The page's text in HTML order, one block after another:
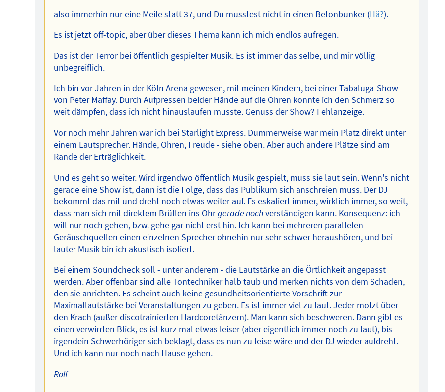
also immerhin nur eine Meile statt 37, und Du musstest nicht in einen Betonbunker (Hä?).
Es ist jetzt off-topic, aber über dieses Thema kann ich mich endlos aufregen.
Das ist der Terror bei öffentlich gespielter Musik. Es ist immer das selbe, und mir völlig
unbegreiflich.
Ich bin vor Jahren in der Köln Arena gewesen, mit meinen Kindern, bei einer Tabaluga-Show
von Peter Maffay. Durch Aufpressen beider Hände auf die Ohren konnte ich den Schmerz so
weit dämpfen, dass ich nicht hinauslaufen musste. Genuss der Show? Fehlanzeige.
Vor noch mehr Jahren war ich bei Starlight Express. Dummerweise war mein Platz direkt unter
einem Lautsprecher. Hände, Ohren, Freude - siehe oben. Aber auch andere Plätze sind am
Rande der Erträglichkeit.
Und es geht so weiter. Wird irgendwo öffentlich Musik gespielt, muss sie laut sein. Wenn's nicht
gerade eine Show ist, dann ist die Folge, dass das Publikum sich anschreien muss. Der DJ
bekommt das mit und dreht noch etwas weiter auf. Es eskaliert immer, wirklich immer, so weit,
dass man sich mit direktem Brüllen ins Ohrgerade nochverständigen kann. Konsequenz: ich
will nur noch gehen, bzw. gehe gar nicht erst hin. Ich kann bei mehreren parallelen
Geräuschquellen einen einzelnen Sprecher ohnehin nur sehr schwer heraushören, und bei
lauter Musik bin ich akustisch isoliert.
Bei einem Soundcheck soll - unter anderem - die Lautstärke an die Örtlichkeit angepasst
werden. Aber offenbar sind alle Tontechniker halb taub und merken nichts von dem Schaden,
den sie anrichten. Es scheint auch keine gesundheitsorientierte Vorschrift zur
Maximallautstärke bei Veranstaltungen zu geben. Es ist immer viel zu laut. Jeder motzt über
den Krach (außer discotrainierten Hardcoretänzern). Man kann sich beschweren. Dann gibt es
einen verwirrten Blick, es ist kurz mal etwas leiser (aber eigentlich immer noch zu laut), bis
irgendein Schwerhöriger sich beklagt, dass es nun zu leise wäre und der DJ wieder aufdreht.
Und ich kann nur noch nach Hause gehen.
Rolf